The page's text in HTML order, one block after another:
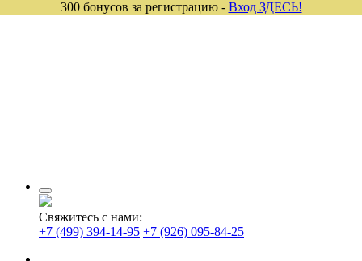
Свяжитесь с нами:
+7 (499) 394-14-95 +7 (926) 095-84-25
300 бонусов за регистрацию - Вход ЗДЕСЬ!